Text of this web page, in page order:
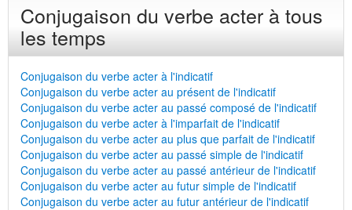
Conjugaison du verbe acter à tous
les temps
Conjugaison du verbe acter à l'indicatif
Conjugaison du verbe acter au présent de l'indicatif
Conjugaison du verbe acter au passé composé de l'indicatif
Conjugaison du verbe acter à l'imparfait de l'indicatif
Conjugaison du verbe acter au plus que parfait de l'indicatif
Conjugaison du verbe acter au passé simple de l'indicatif
Conjugaison du verbe acter au passé antérieur de l'indicatif
Conjugaison du verbe acter au futur simple de l'indicatif
Conjugaison du verbe acter au futur antérieur de l'indicatif